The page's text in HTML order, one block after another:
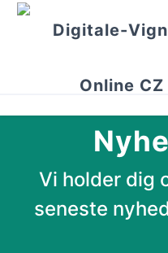
Rådgiver
Kontroller
Om Os
Ruteplanlægger
Vi holder dig
seneste